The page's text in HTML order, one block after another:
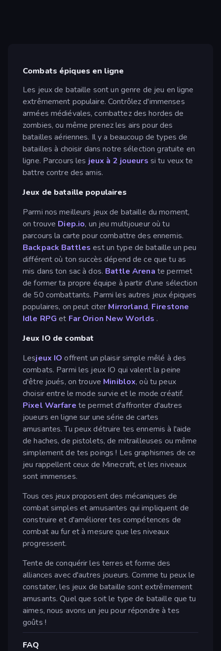
Combats épiques en ligne
Les jeux de bataille sont un genre de jeu en ligne
extrêmement populaire. Contrôlez d'immenses
armées médiévales, combattez des hordes de
zombies, ou même prenez les airs pour des
batailles aériennes. Il y a beaucoup de types de
batailles à choisir dans notre sélection gratuite en
ligne. Parcours les jeux à 2 joueurs si tu veux te
battre contre des amis.
Jeux de bataille populaires
Parmi nos meilleurs jeux de bataille du moment,
on trouve Diep.io, un jeu multijoueur où tu
parcours la carte pour combattre des ennemis.
Backpack Battles est un type de bataille un peu
différent où ton succès dépend de ce que tu as
mis dans ton sac à dos. Battle Arena te permet
de former ta propre équipe à partir d'une sélection
de 50 combattants. Parmi les autres jeux épiques
populaires, on peut citer Mirrorland, Firestone
Idle RPG et Far Orion New Worlds .
Jeux IO de combat
Lesjeux IO offrent un plaisir simple mêlé à des
combats. Parmi les jeux IO qui valent la peine
d'être joués, on trouve Miniblox, où tu peux
choisir entre le mode survie et le mode créatif.
Pixel Warfare te permet d'affronter d'autres
joueurs en ligne sur une série de cartes
amusantes. Tu peux détruire tes ennemis à l'aide
de haches, de pistolets, de mitrailleuses ou même
simplement de tes poings ! Les graphismes de ce
jeu rappellent ceux de Minecraft, et les niveaux
sont immenses.
Tous ces jeux proposent des mécaniques de
combat simples et amusantes qui impliquent de
construire et d'améliorer tes compétences de
combat au fur et à mesure que les niveaux
progressent.
Tente de conquérir les terres et forme des
alliances avec d'autres joueurs. Comme tu peux le
constater, les jeux de bataille sont extrêmement
amusants. Quel que soit le type de bataille que tu
aimes, nous avons un jeu pour répondre à tes
goûts !
FAQ